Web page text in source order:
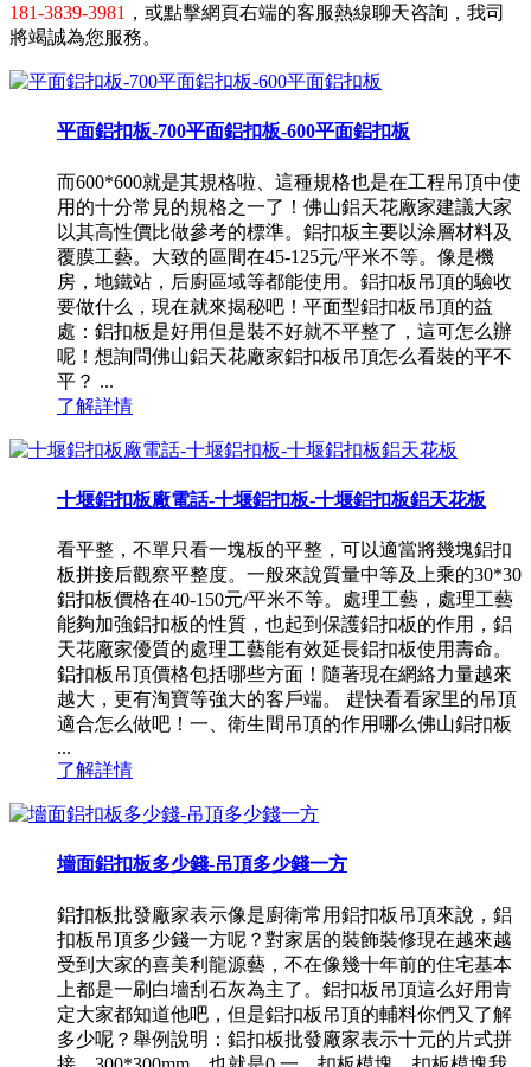
181-3839-3981 ，或點擊網頁右端的客服熱線聊天咨詢，我司
將竭誠為您服務。
平面鋁扣板-700平面鋁扣板-600平面鋁扣板
而600*600就是其規格啦、這種規格也是在工程吊頂中使
用的十分常見的規格之一了！佛山鋁天花廠家建議大家
以其高性價比做參考的標準。鋁扣板主要以涂層材料及
覆膜工藝。大致的區間在45-125元/平米不等。像是機
房，地鐵站，后廚區域等都能使用。鋁扣板吊頂的驗收
要做什么，現在就來揭秘吧！平面型鋁扣板吊頂的益
處：鋁扣板是好用但是裝不好就不平整了，這可怎么辦
呢！想詢問佛山鋁天花廠家鋁扣板吊頂怎么看裝的平不
平？ ...
了解詳情
十堰鋁扣板廠電話-十堰鋁扣板-十堰鋁扣板鋁天花板
看平整，不單只看一塊板的平整，可以適當將幾塊鋁扣
板拼接后觀察平整度。一般來說質量中等及上乘的30*30
鋁扣板價格在40-150元/平米不等。處理工藝，處理工藝
能夠加強鋁扣板的性質，也起到保護鋁扣板的作用，鋁
天花廠家優質的處理工藝能有效延長鋁扣板使用壽命。
鋁扣板吊頂價格包括哪些方面！隨著現在網絡力量越來
越大，更有淘寶等強大的客戶端。 趕快看看家里的吊頂
適合怎么做吧！一、衛生間吊頂的作用哪么佛山鋁扣板
...
了解詳情
墻面鋁扣板多少錢-吊頂多少錢一方
鋁扣板批發廠家表示像是廚衛常用鋁扣板吊頂來說，鋁
扣板吊頂多少錢一方呢？對家居的裝飾裝修現在越來越
受到大家的喜美利龍源藝，不在像幾十年前的住宅基本
上都是一刷白墻刮石灰為主了。鋁扣板吊頂這么好用肯
定大家都知道他吧，但是鋁扣板吊頂的輔料你們又了解
多少呢？舉例說明：鋁扣板批發廠家表示十元的片式拼